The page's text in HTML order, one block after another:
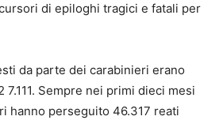
di epiloghi tragici e fatali per
da parte dei carabinieri erano
7.111. Sempre nei primi dieci mesi
hanno perseguito 46.317 reati